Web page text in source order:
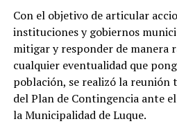
Por el lado de los fondos
energía son destinados al
Alimentación Escolar (Fonae),
las inversiones de los gobiernos
municipales en esta materia.
En tanto que los pagos
Con el objetivo de articular
instituciones y gobiernos
mitigar y responder de manera
cualquier eventualidad que
población, se realizó la reunión
del Plan de Contingencia ante
la Municipalidad de Luque.